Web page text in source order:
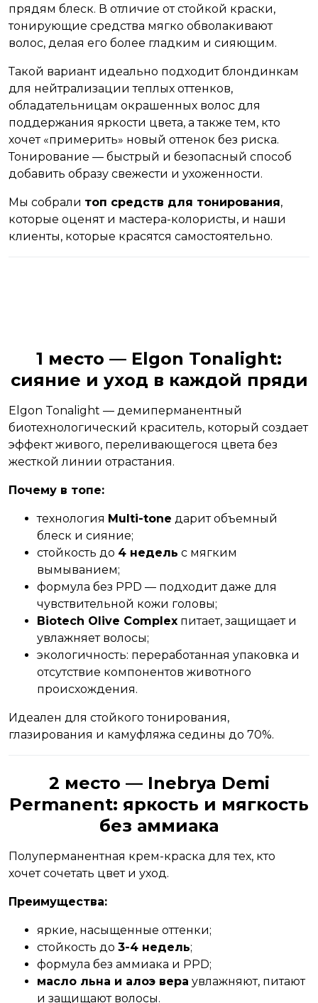
прядям блеск. В отличие от стойкой краски,
тонирующие средства мягко обволакивают
волос, делая его более гладким и сияющим.
Такой вариант идеально подходит блондинкам
для нейтрализации теплых оттенков,
обладательницам окрашенных волос для
поддержания яркости цвета, а также тем, кто
хочет «примерить» новый оттенок без риска.
Тонирование — быстрый и безопасный способ
добавить образу свежести и ухоженности.
Мы собрали топ средств для тонирования,
которые оценят и мастера-колористы, и наши
клиенты, которые красятся самостоятельно.
1 место — Elgon Tonalight:
сияние и уход в каждой пряди
Elgon Tonalight — демиперманентный
биотехнологический краситель, который создает
эффект живого, переливающегося цвета без
жесткой линии отрастания.
Почему в топе:
технология Multi-tone дарит объемный
блеск и сияние;
стойкость до 4 недель с мягким
вымыванием;
формула без PPD — подходит даже для
чувствительной кожи головы;
Biotech Olive Complex питает, защищает и
увлажняет волосы;
экологичность: переработанная упаковка и
отсутствие компонентов животного
происхождения.
Идеален для стойкого тонирования,
глазирования и камуфляжа седины до 70%.
2 место — Inebrya Demi
Permanent: яркость и мягкость
без аммиака
Полуперманентная крем-краска для тех, кто
хочет сочетать цвет и уход.
Преимущества:
яркие, насыщенные оттенки;
стойкость до 3-4 недель;
формула без аммиака и PPD;
масло льна и алоэ вера увлажняют, питают
и защищают волосы.